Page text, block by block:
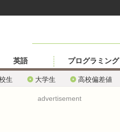
生 大学生 高校偏差値
英語 プログラミング
advertisement